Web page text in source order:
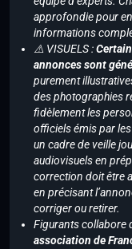
approfondie pour
informations
⚠️ VISUELS :
annonces sont
purement
des photographies
fidèlement les
officiels émis par
un cadre de veille
audiovisuels en
correction doit être
en précisant
corriger ou retirer.
Figurants collabore
association de